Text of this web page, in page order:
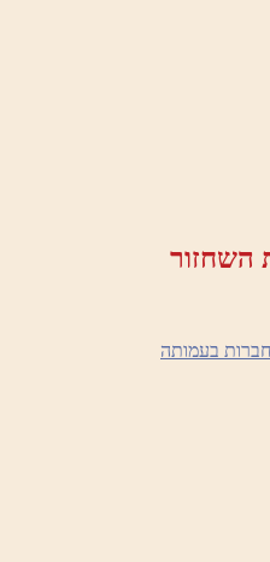
השחזור
בעמותה